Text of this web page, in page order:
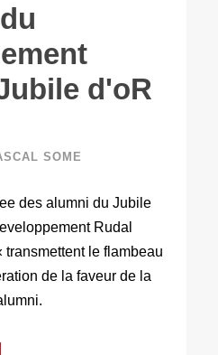
d'oR
SOME
des alumni du Jubile
Rudal
transmettent le flambeau
de la faveur de la